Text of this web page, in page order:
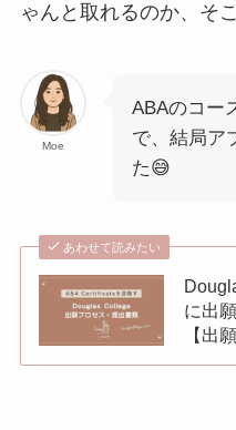
ゃんと取れるのか、そ
Moe
ABAのコー
で、結局ア
た😅
あわせて読みたい
に出
【出